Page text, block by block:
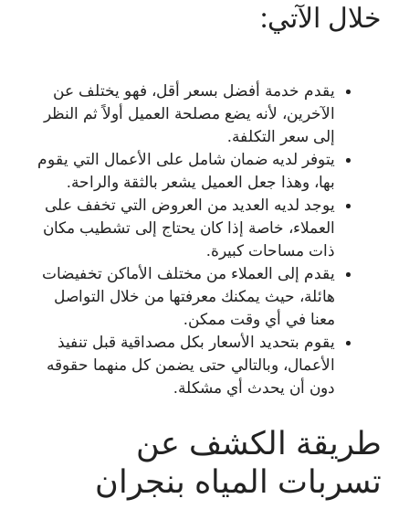
خلال الآتي:
يقدم خدمة أفضل بسعر أقل، فهو يختلف عن
الآخرين، لأنه يضع مصلحة العميل أولاً ثم النظر
إلى سعر التكلفة.
يتوفر لديه ضمان شامل على الأعمال التي يقوم
بها، وهذا جعل العميل يشعر بالثقة والراحة.
يوجد لديه العديد من العروض التي تخفف على
العملاء، خاصة إذا كان يحتاج إلى تشطيب مكان
ذات مساحات كبيرة.
يقدم إلى العملاء من مختلف الأماكن تخفيضات
هائلة، حيث يمكنك معرفتها من خلال التواصل
معنا في أي وقت ممكن.
يقوم بتحديد الأسعار بكل مصداقية قبل تنفيذ
الأعمال، وبالتالي حتى يضمن كل منهما حقوقه
دون أن يحدث أي مشكلة.
طريقة الكشف عن
تسربات المياه بنجران